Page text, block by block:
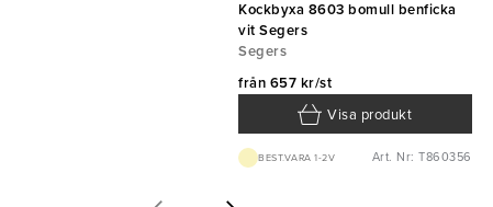
Kockbyxa 8603 bomull benficka
vit Segers
Segers
från 657 kr/st
Visa produkt
BEST.VARA 1-2V Art. Nr: T860356